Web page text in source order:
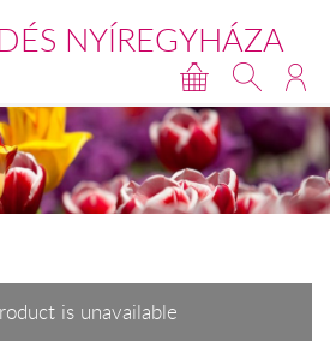
NYÍREGYHÁZA
is unavailable